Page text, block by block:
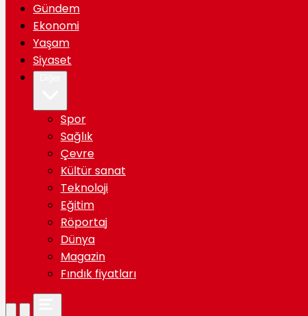
Gündem
Ekonomi
Yaşam
Siyaset
Spor
Sağlık
Çevre
Kültür sanat
Teknoloji
Eğitim
Röportaj
Dünya
Magazin
Fındık fiyatları